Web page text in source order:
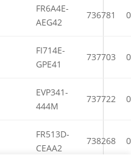
FR6A4E-
AEG42
736781
FI714E-
GPE41
737703
EVP341-
444M
737722
FR513D-
CEAA2
738268